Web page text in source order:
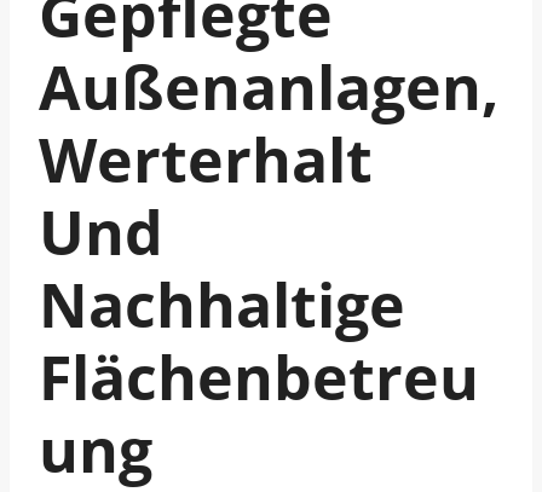
Außenanlagen,
Werterhalt
Und
Nachhaltige
Flächenbetreu
Ung